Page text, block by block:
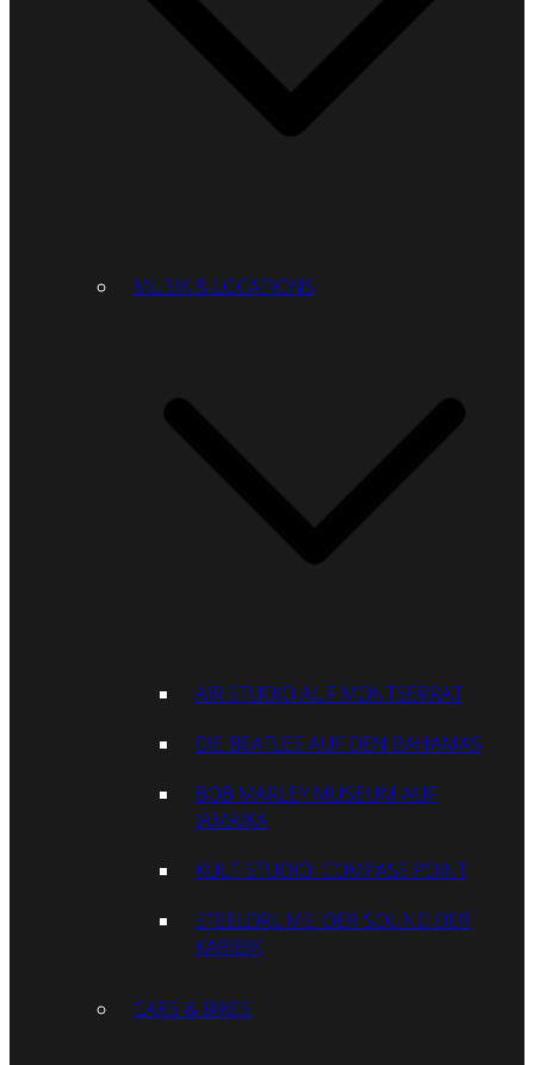
MUSIK & LOCATIONS
AIR STUDIO AUF MONTSERRAT
DIE BEATLES AUF DEN BAHAMAS
BOB MARLEY MUSEUM AUF
JAMAIKA
KULT-STUDIO: COMPASS POINT
STEELDRUMS: DER SOUND DER
KARIBIK
CARS & BIKES